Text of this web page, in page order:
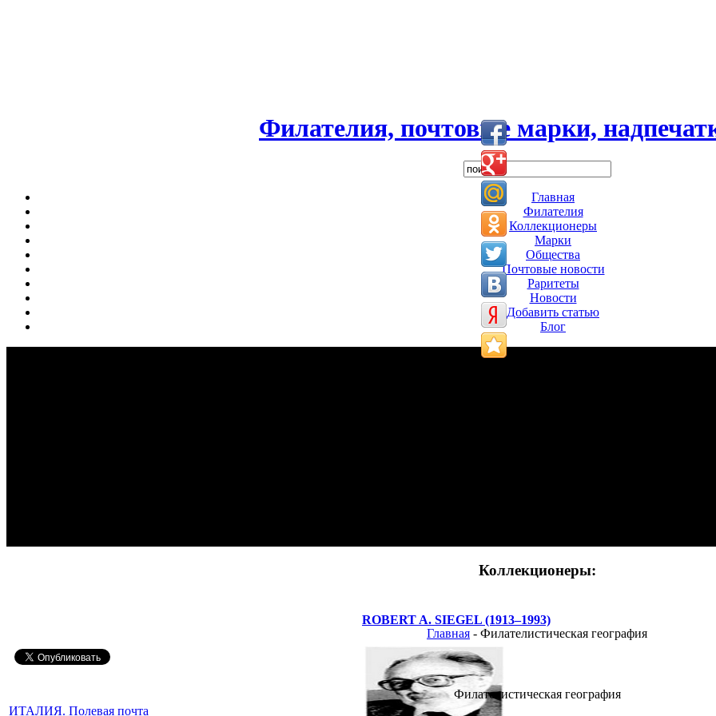
Филателия, почтовые марки,
Главная
Филателия
Коллекционеры
Марки
Общества
Почтовые новости
Раритеты
Новости
Добавить статью
Блог
Коллекционеры:
ROBERT A. SIEGEL (1913–1993)
Главная - Филателистическая география
Филателистическая география
ИТАЛИЯ. Полевая почта